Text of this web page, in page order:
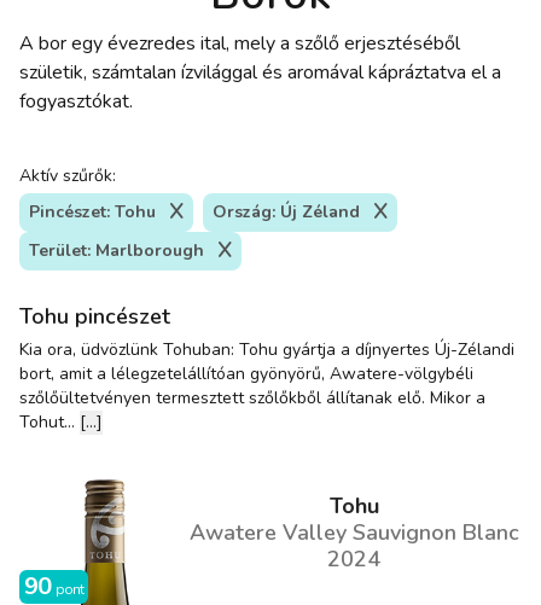
A bor egy évezredes ital, mely a szőlő erjesztéséből
születik, számtalan ízvilággal és aromával kápráztatva el a
fogyasztókat.
Aktív szűrők:
Pincészet: Tohu
Ország: Új Zéland
Terület: Marlborough
Tohu pincészet
Kia ora, üdvözlünk Tohuban: Tohu gyártja a díjnyertes Új-Zélandi
bort, amit a lélegzetelállítóan gyönyörű, Awatere-völgybéli
szőlőültetvényen termesztett szőlőkből állítanak elő. Mikor a
Tohut... [...]
90 pont
Tohu
Awatere Valley Sauvignon Blanc
2024